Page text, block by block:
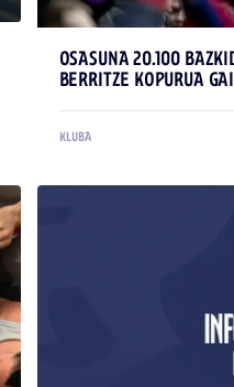
OSASUNA 20.100
BERRITZE KOPURUA
KLUBA